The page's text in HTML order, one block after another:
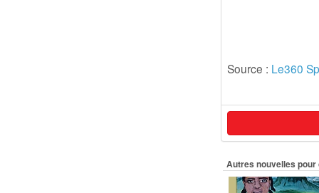
Source : Le360
Autres nouvelles